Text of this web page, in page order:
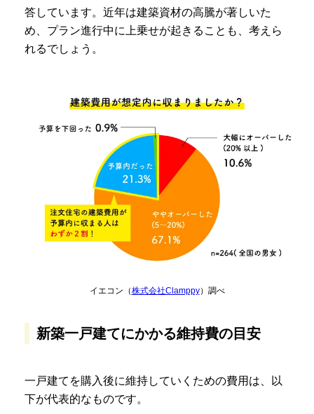
答しています。近年は建築資材の高騰が著しいた
め、プラン進行中に上乗せが起きることも、考えら
れるでしょう。
イエコン（株式会社Clamppy）調べ
新築一戸建てにかかる維持費の目安
一戸建てを購入後に維持していくための費用は、以
下が代表的なものです。